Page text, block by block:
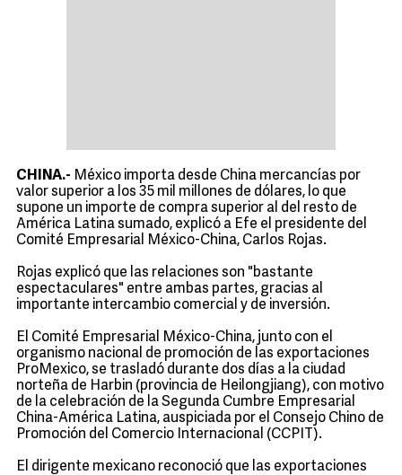
CHINA.- México importa desde China mercancías por
valor superior a los 35 mil millones de dólares, lo que
supone un importe de compra superior al del resto de
América Latina sumado, explicó a Efe el presidente del
Comité Empresarial México-China, Carlos Rojas.
Rojas explicó que las relaciones son "bastante
espectaculares" entre ambas partes, gracias al
importante intercambio comercial y de inversión.
El Comité Empresarial México-China, junto con el
organismo nacional de promoción de las exportaciones
ProMexico, se trasladó durante dos días a la ciudad
norteña de Harbin (provincia de Heilongjiang), con motivo
de la celebración de la Segunda Cumbre Empresarial
China-América Latina, auspiciada por el Consejo Chino de
Promoción del Comercio Internacional (CCPIT).
El dirigente mexicano reconoció que las exportaciones